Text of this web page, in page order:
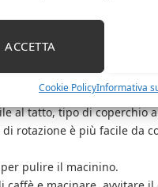
ACCETTA
Cookie PolicyInformativa
i chicchi di caffè.
al tatto, tipo di coperchio
rotazione è più facile da
pulire il macinino.